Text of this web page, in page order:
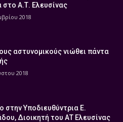
στο Α.Τ. Ελευσίνας
2018
αστυνομικούς νιώθει πάντα
2018
στην Υποδιευθύντρια Ε.
Διοικητή του ΑΤ Ελευσίνας